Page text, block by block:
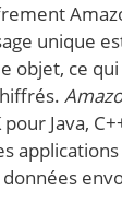
unique
objet, ce
pour Java,